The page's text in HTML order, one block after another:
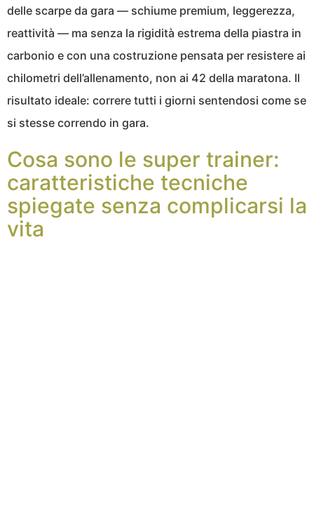
delle scarpe da gara — schiume premium, leggerezza,
reattività — ma senza la rigidità estrema della piastra in
carbonio e con una costruzione pensata per resistere ai
chilometri dell’allenamento, non ai 42 della maratona. Il
risultato ideale: correre tutti i giorni sentendosi come se
si stesse correndo in gara.
Cosa sono le super trainer:
caratteristiche tecniche
spiegate senza complicarsi la
vita